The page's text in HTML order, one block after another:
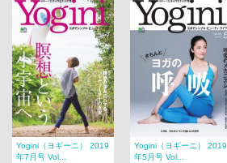
Yogini（ヨギーニ） 2019
年7月号 Vol...
Yogini（ヨギーニ） 2019
年5月号 Vol...